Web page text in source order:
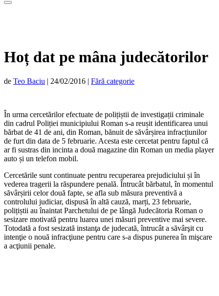
Hoț dat pe mâna judecătorilor
de Teo Baciu | 24/02/2016 | Fără categorie
În urma cercetărilor efectuate de polițiștii de investigații criminale
din cadrul Poliției municipiului Roman s-a reușit identificarea unui
bărbat de 41 de ani, din Roman, bănuit de săvârșirea infracțiunilor
de furt din data de 5 februarie. Acesta este cercetat pentru faptul că
ar fi sustras din incinta a două magazine din Roman un media player
auto și un telefon mobil.
Cercetările sunt continuate pentru recuperarea prejudiciului și în
vederea tragerii la răspundere penală. Întrucât bărbatul, în momentul
săvârșirii celor două fapte, se afla sub măsura preventivă a
controlului judiciar, dispusă în altă cauză, marți, 23 februarie,
polițiștii au înaintat Parchetului de pe lângă Judecătoria Roman o
sesizare motivată pentru luarea unei măsuri preventive mai severe.
Totodată a fost sesizată instanţa de judecată, întrucât a săvârşit cu
intenţie o nouă infracţiune pentru care s-a dispus punerea în mişcare
a acţiunii penale.